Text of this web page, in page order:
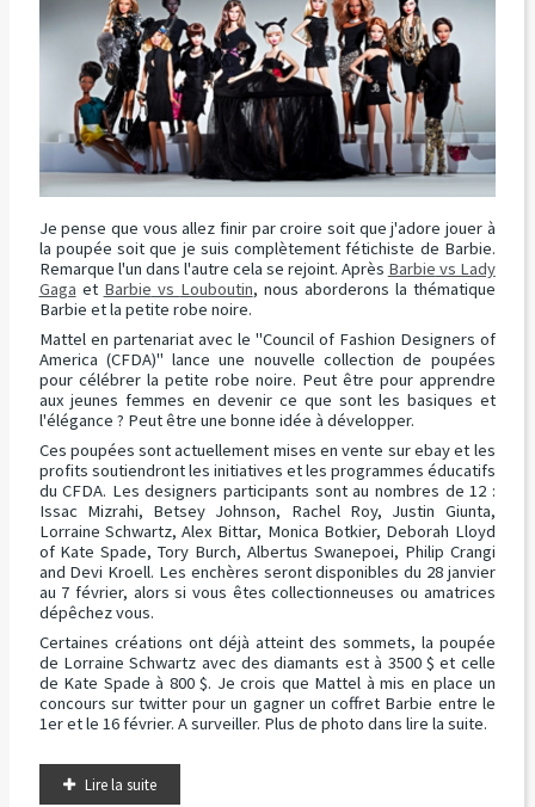
Je pense que vous allez finir par croire soit que j'adore jouer à
la poupée soit que je suis complètement fétichiste de Barbie.
Remarque l'un dans l'autre cela se rejoint. Après Barbie vs Lady
Gaga et Barbie vs Louboutin, nous aborderons la thématique
Barbie et la petite robe noire.
Mattelen partenariat avec le "Council of Fashion Designers of
America (CFDA)" lance une nouvelle collection de poupées
pour célébrerla petite robe noire. Peut être pour apprendre
aux jeunes femmes en devenir ce que sont les basiques et
l'élégance ? Peut être une bonne idée à développer.
Ces poupées sont actuellement mises en vente surebayet les
profits soutiendront les initiatives et les programmes éducatifs
du CFDA. Les designers participants sont au nombres de 12 :
Issac Mizrahi, Betsey Johnson, RachelRoy, Justin Giunta,
Lorraine Schwartz,Alex Bittar, Monica Botkier, Deborah Lloyd
of Kate Spade, Tory Burch,Albertus Swanepoei, Philip Crangi
and Devi Kroell. Les enchères seront disponibles du 28 janvier
au 7 février, alors si vous êtes collectionneuses ou amatrices
dépêchez vous.
Certaines créations ont déjà atteint des sommets, la poupée
de LorraineSchwartz avec des diamants est à 3500 $ et celle
de Kate Spade à 800 $. Je crois que Mattel à mis en place un
concours sur twitterpour un gagnerun coffret Barbie entre le
1eret le 16 février. A surveiller. Plus de photo dans lire la suite.
Lire la suite